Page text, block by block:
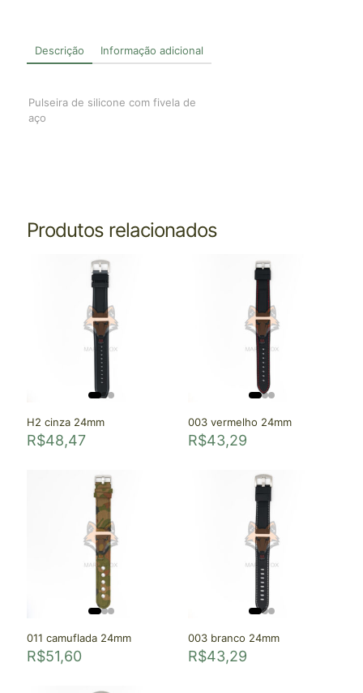
Descrição Informação adicional
Pulseira de silicone com fivela de
aço
Produtos relacionados
H2 cinza 24mm
R$48,47
003 vermelho 24mm
R$43,29
011 camuflada 24mm
R$51,60
003 branco 24mm
R$43,29